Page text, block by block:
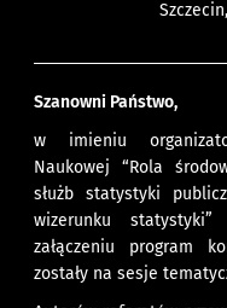
Szanowni Państwo,
w imieniu
Naukowej “Rola
służb statystyki
wizerunku
załączeniu program
zostały na sesje